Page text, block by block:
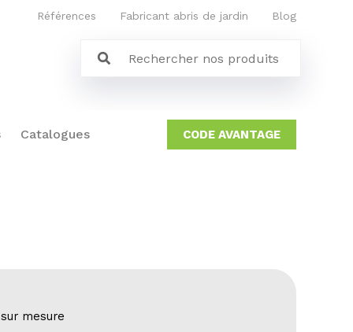
Références Fabricant abris de jardin Blog
Catalogues CODE AVANTAGE
mesure